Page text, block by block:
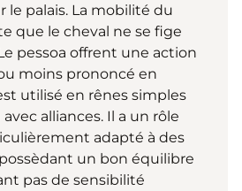
le palais. La mobilité du
que le cheval ne se fige
pessoa offrent une action
moins prononcé en
utilisé en rênes simples
alliances. Il a un rôle
adapté à des
un bon équilibre
pas de sensibilité